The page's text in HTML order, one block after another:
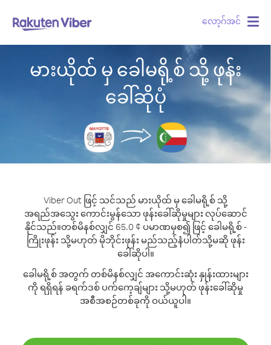
လော့ဂ်အင်
မားယိုထ် မှ ခေါမရို့စ် သို့ ဖုန်း
ခေါ်ဆိုပုံ
Viber Out ဖြင့် သင်သည် မားယိုထ် မှ ခေါမရို့စ် သို့
အရည်အသွေး ကောင်းမွန်သော ဖုန်းခေါ်ဆိုမှုများ လုပ်ဆောင်
နိုင်သည်။တစ်မိနစ်လျှင် 65.0 ¢ ပမာဏမှစ၍ ဖြင့် ခေါမရို့စ် -
ကြိုးဖုန်း သို့မဟုတ် မိုဘိုင်းဖုန်း မည်သည့်နံပါတ်သို့မဆို ဖုန်း
ခေါ်ဆိုပါ။
ခေါမရို့စ် အတွက် တစ်မိနစ်လျှင် အကောင်းဆုံး နှုန်းထားများ
ကို ရရှိရန် ခရက်ဒစ် ပက်ကေ့ချ်များ သို့မဟုတ် ဖုန်းခေါ်ဆိုမှု
အစီအစဉ်တစ်ခုကို ဝယ်ယူပါ။